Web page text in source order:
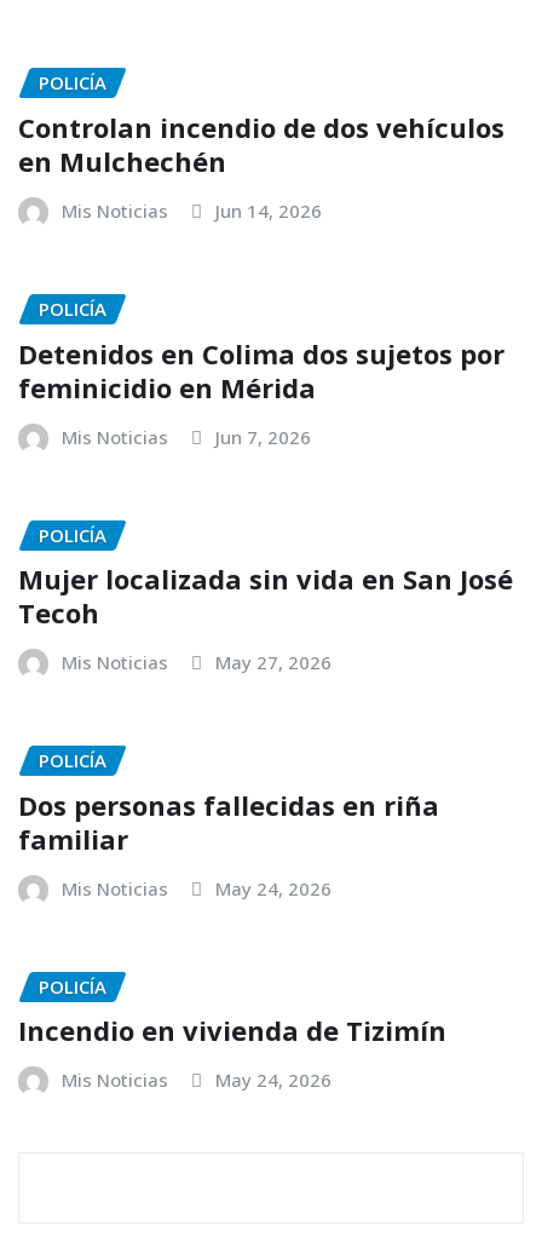
POLICÍA
Controlan incendio de dos vehículos
en Mulchechén
Mis Noticias Jun 14, 2026
POLICÍA
Detenidos en Colima dos sujetos por
feminicidio en Mérida
Mis Noticias Jun 7, 2026
POLICÍA
Mujer localizada sin vida en San José
Tecoh
Mis Noticias May 27, 2026
POLICÍA
Dos personas fallecidas en riña
familiar
Mis Noticias May 24, 2026
POLICÍA
Incendio en vivienda de Tizimín
Mis Noticias May 24, 2026